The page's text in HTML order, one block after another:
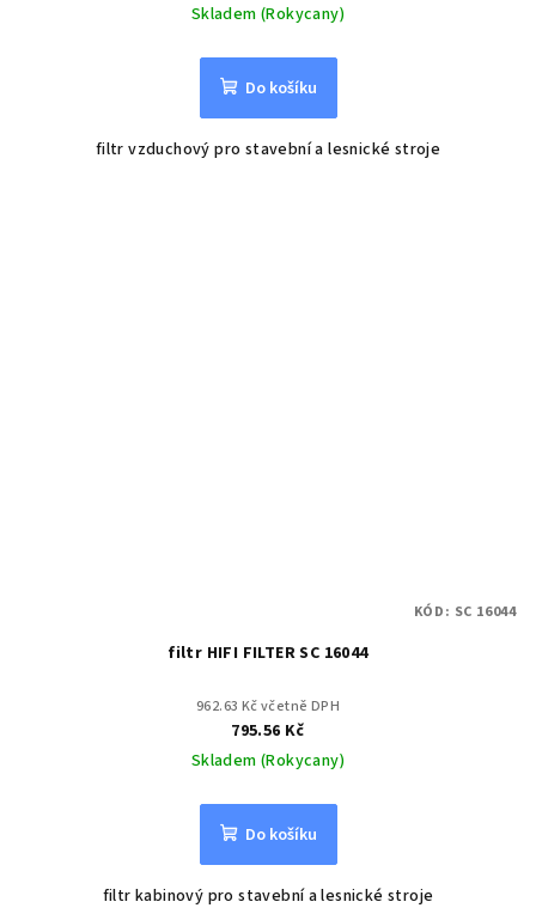
Skladem (Rokycany)
Do košíku
filtr vzduchový pro stavební a lesnické stroje
filtr HIFI FILTER SC 16044
962.63 Kč včetně DPH
795.56 Kč
Skladem (Rokycany)
Do košíku
filtr kabinový pro stavební a lesnické stroje
KÓD: SC 16044